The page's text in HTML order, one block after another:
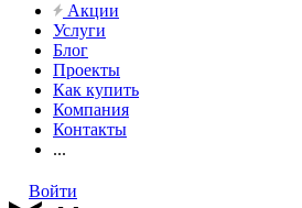
Акции
Услуги
Блог
Проекты
Как купить
Компания
Контакты
...
Войти